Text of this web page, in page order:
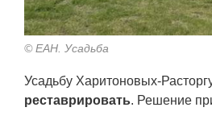
© ЕАН. Усадьба
Усадьбу Харитоновых-
реставрировать. Решение